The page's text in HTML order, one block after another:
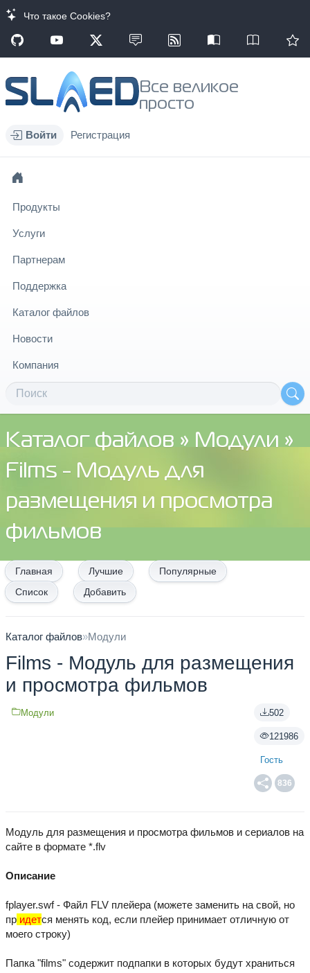
Что такое Cookies?
Все великое
просто
Войти Регистрация
Продукты
Услуги
Партнерам
Поддержка
Каталог файлов
Новости
Компания
Каталог файлов » Модули »
Films - Модуль для
размещения и просмотра
фильмов
Главная Лучшие
Популярные
Список
Добавить
Каталог файлов»Модули
Films - Модуль для размещения
и просмотра фильмов
502
121986
Гость
836
Модули
Модуль для размещения и просмотра фильмов и сериалов на
сайте в формате *.flv
Описание
fplayer.swf - Файл FLV плейера (можете заменить на свой, но
пр идется менять код, если плейер принимает отличную от
моего строку)
Папка "films" содержит подпапки в которых будут храниться